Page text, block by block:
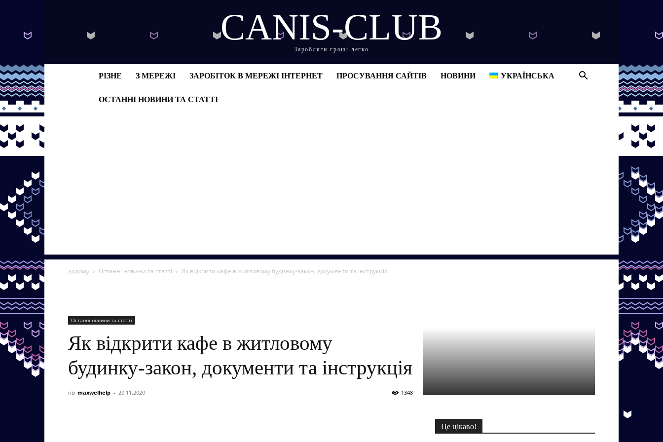
CANIS-CLUB
Заробляти гроші легко
РІЗНЕ З МЕРЕЖІ ЗАРОБІТОК В МЕРЕЖІ ІНТЕРНЕТ ПРОСУВАННЯ САЙТІВ НОВИНИ УКРАЇНСЬКА
ОСТАННІ НОВИНИ ТА СТАТТІ
додому Останні новини та статті Як відкрити кафе в житловому будинку-закон, документи та інструкція
Останні новини та статті
Як відкрити кафе в житловому
будинку-закон, документи та інструкція
по maxwelhelp - 20.11.2020 1348
Це цікаво!